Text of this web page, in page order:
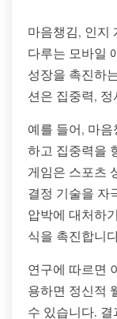
마음챙김, 인지
다루는 모바일
성장을 촉진하
션은 집중력,
예를 들어, 마
하고 집중력을
게임은 스포츠
결정 기술을 자
압박에 대처하
식을 촉진합니
연구에 따르면
용하면 정신적
수 있습니다.